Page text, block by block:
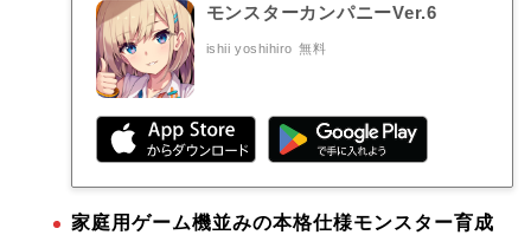
モンスターカンパニーVer.6
ishii yoshihiro 無料
家庭用ゲーム機並みの本格仕様モンスター育成